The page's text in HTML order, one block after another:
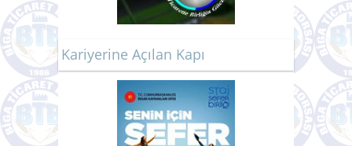
Kariyerine Açılan Kapı